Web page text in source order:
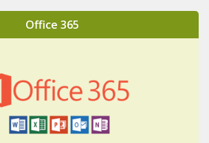
Office 365